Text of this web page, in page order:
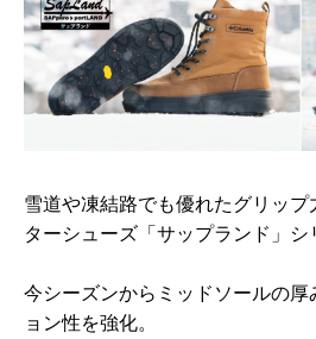
雪道や凍結路でも優れたグリッ
ターシューズ「サップランド」シ
今シーズンからミッドソールの厚
ョン性を強化。